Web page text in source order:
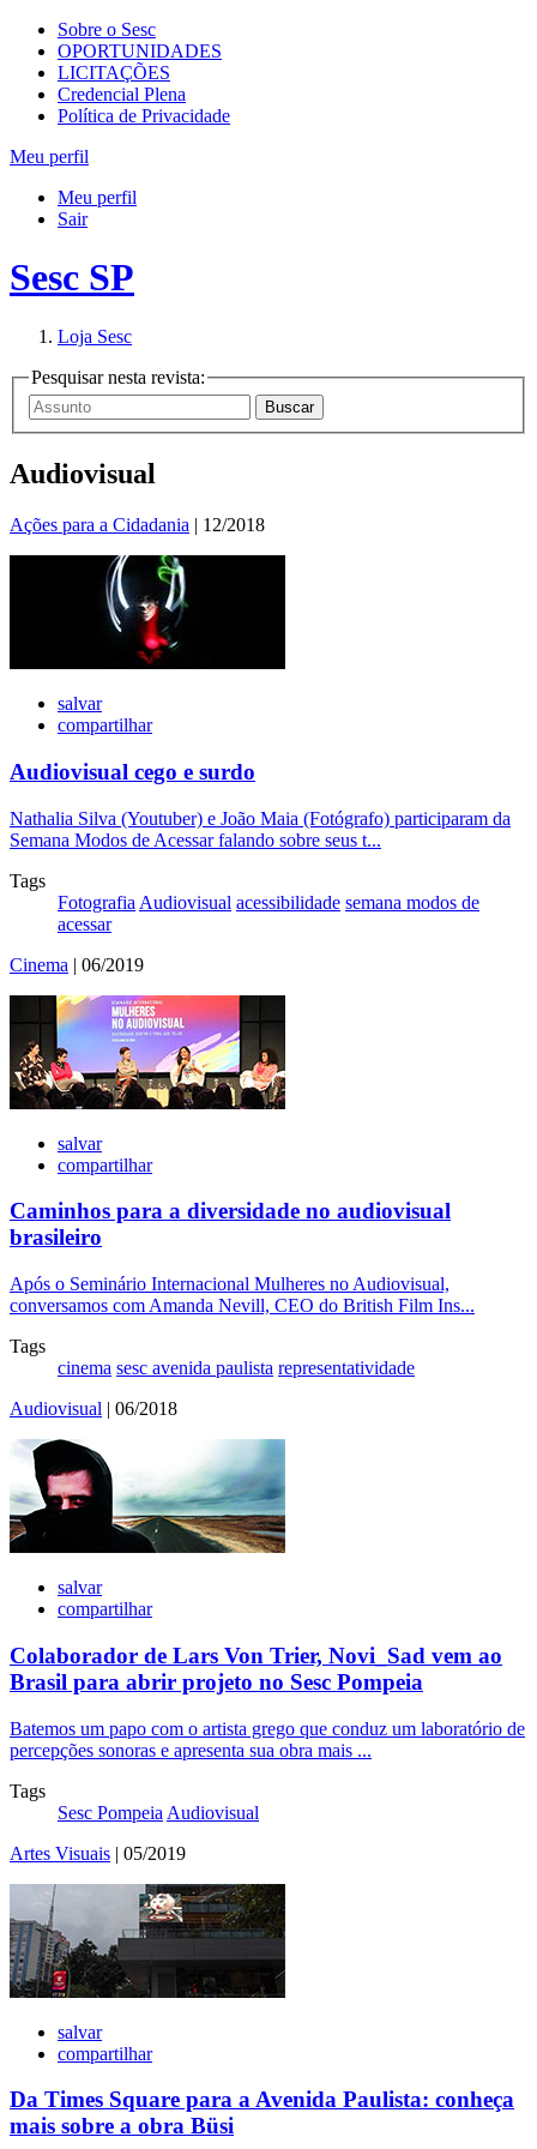
Sobre o Sesc
OPORTUNIDADES
LICITAÇÕES
Credencial Plena
Política de Privacidade
Meu perfil
Meu perfil
Sair
Sesc SP
Loja Sesc
Pesquisar nesta revista:
Audiovisual
Ações para a Cidadania | 12/2018
salvar
compartilhar
Audiovisual cego e surdo
Nathalia Silva (Youtuber) e João Maia (Fotógrafo) participaram da
Semana Modos de Acessar falando sobre seus t...
Tags
Fotografia Audiovisual acessibilidade semana modos de
acessar
Cinema | 06/2019
salvar
compartilhar
Caminhos para a diversidade no audiovisual
brasileiro
Após o Seminário Internacional Mulheres no Audiovisual,
conversamos com Amanda Nevill, CEO do British Film Ins...
Tags
cinema sesc avenida paulista representatividade
Audiovisual | 06/2018
salvar
compartilhar
Colaborador de Lars Von Trier, Novi_Sad vem ao
Brasil para abrir projeto no Sesc Pompeia
Batemos um papo com o artista grego que conduz um laboratório de
percepções sonoras e apresenta sua obra mais ...
Tags
Sesc Pompeia Audiovisual
Artes Visuais | 05/2019
salvar
compartilhar
Da Times Square para a Avenida Paulista: conheça
mais sobre a obra Büsi